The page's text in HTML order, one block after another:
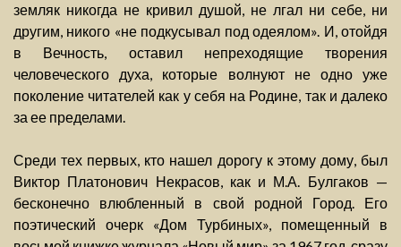
земляк никогда не кривил душой, не лгал ни себе, ни
другим, никого «не подкусывал под одеялом». И, отойдя
в Вечность, оставил непреходящие творения
человеческого духа, которые волнуют не одно уже
поколение читателей как у себя на Родине, так и далеко
за ее пределами.
Среди тех первых, кто нашел дорогу к этому дому, был
Виктор Платонович Некрасов, как и М.А. Булгаков —
бесконечно влюбленный в свой родной Город. Его
поэтический очерк «Дом Турбиных», помещенный в